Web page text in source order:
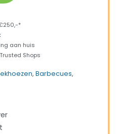
*
aan huis
Shops
,Barbecues,